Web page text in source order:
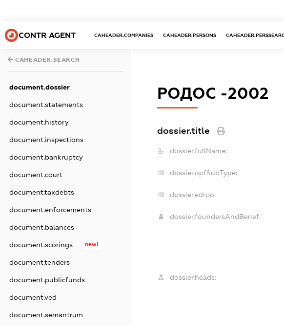
CONTR AGENT CAHEADER.COMPANIES CAHEADER.PERSONS
CAHEADER.SEARCH
document.dossier
document.statements
document.history
document.inspections
document.bankruptcy
document.court
document.taxdebts
document.enforcements
document.balances
document.scorings new!
document.tenders
document.publicfunds
document.ved
document.semantrum
РОДОС -2002
dossier.title
dossier.fullName:
dossier.opfSubType:
dossier.edrpo:
dossier.foundersAndBenef:
dossier.heads: